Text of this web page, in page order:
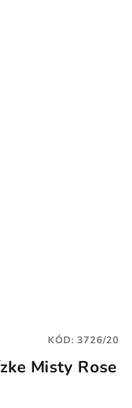
Misty Rose
KÓD:3726/20